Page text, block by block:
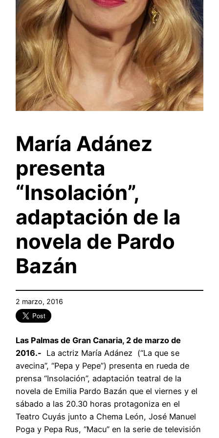
María Adánez
presenta
“Insolación”,
adaptación de la
novela de Pardo
Bazán
2 marzo, 2016
Las Palmas de Gran Canaria, 2 de marzo de
2016.- La actriz María Adánez (“La que se
avecina”, “Pepa y Pepe”) presenta en rueda de
prensa “Insolación”, adaptación teatral de la
novela de Emilia Pardo Bazán que el viernes y el
sábado a las 20.30 horas protagoniza en el
Teatro Cuyás junto a Chema León, José Manuel
Poga y Pepa Rus, “Macu” en la serie de televisión